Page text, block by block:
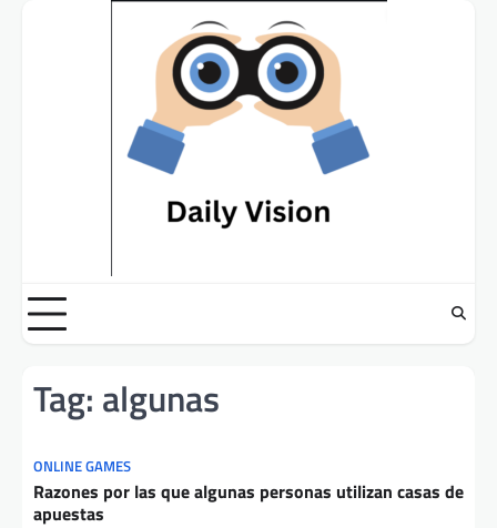
Tag: algunas
ONLINE GAMES
Razones por las que algunas personas utilizan casas de
apuestas